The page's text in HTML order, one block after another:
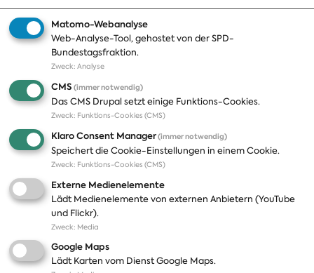
Themen
Positionen
Publikationen
Presse
Fotos
Pressekontakt
Termine
Jobs und Ausbildung
Häufige Fragen
Podcast
Abonnements
Aktualisierungen
Matomo-Webanalyse
Web-Analyse-Tool, gehostet von der SPD-
Bundestagsfraktion.
Zweck: Analyse
CMS (immer notwendig)
Das CMS Drupal setzt einige Funktions-Cookies.
Zweck: Funktions-Cookies (CMS)
Klaro Consent Manager(immer notwendig)
Speichert die Cookie-Einstellungen in einem Cookie.
Zweck: Funktions-Cookies (CMS)
Externe Medienelemente
Lädt Medienelemente von externen Anbietern (YouTube
und Flickr).
Zweck: Media
Google Maps
Lädt Karten vom Dienst Google Maps.